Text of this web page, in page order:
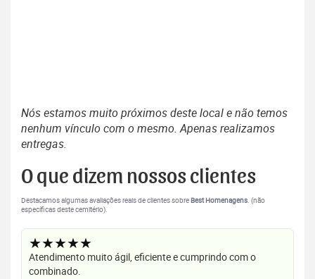
Nós estamos muito próximos deste local e não temos
nenhum vínculo com o mesmo. Apenas realizamos
entregas.
O que dizem nossos clientes
Destacamos algumas avaliações reais de clientes sobre Best Homenagens. (não
específicas deste cemitério).
★★★★★
Atendimento muito ágil, eficiente e cumprindo com o
combinado.